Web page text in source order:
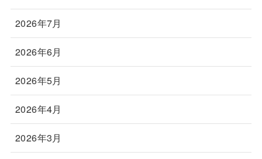
2026年7月
2026年6月
2026年5月
2026年4月
2026年3月